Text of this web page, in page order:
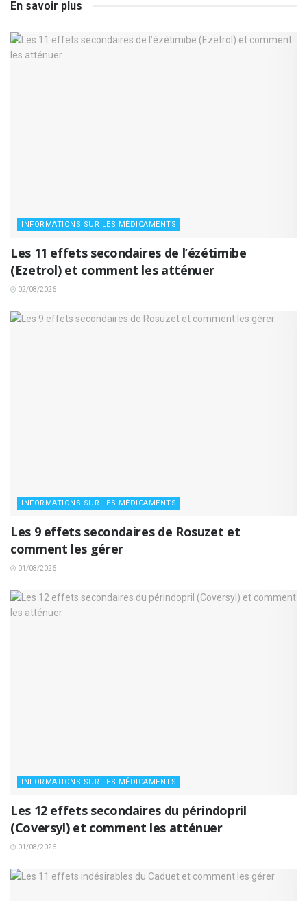
En savoir plus
INFORMATIONS SUR LES MÉDICAMENTS
Les 11 effets secondaires de l’ézétimibe
(Ezetrol) et comment les atténuer
02/08/2026
INFORMATIONS SUR LES MÉDICAMENTS
Les 9 effets secondaires de Rosuzet et
comment les gérer
01/08/2026
INFORMATIONS SUR LES MÉDICAMENTS
Les 12 effets secondaires du périndopril
(Coversyl) et comment les atténuer
01/08/2026